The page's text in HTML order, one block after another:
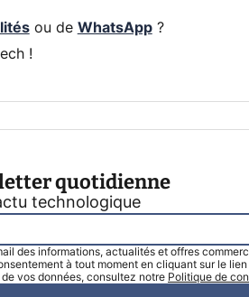
ou de WhatsApp?
!
quotidienne
technologique
des informations, actualités et offres
à tout moment en cliquant sur le
vos données, consultez notre Politique de